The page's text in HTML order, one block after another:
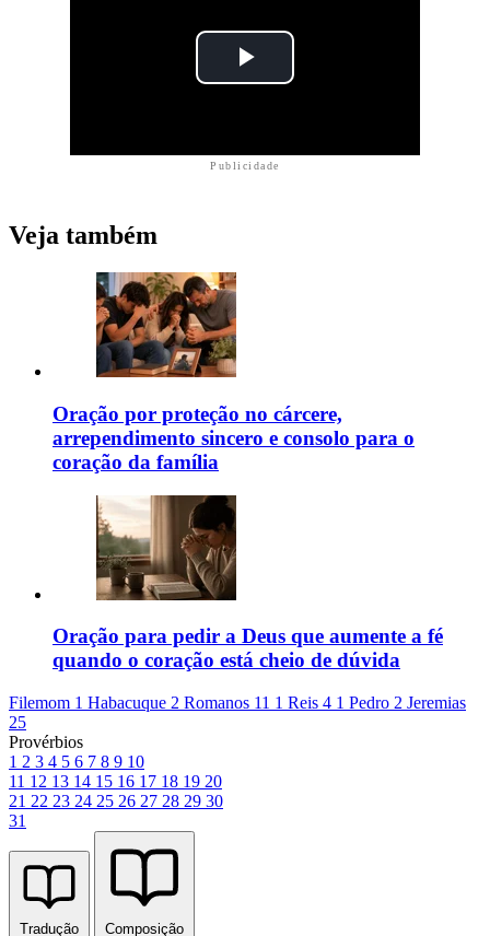
Publicidade
Veja também
Oração por proteção no cárcere,
arrependimento sincero e consolo para o
coração da família
Oração para pedir a Deus que aumente a fé
quando o coração está cheio de dúvida
Filemom 1 Habacuque 2 Romanos 11 1 Reis 4 1 Pedro 2 Jeremias
25
Provérbios
1 2 3 4 5 6 7 8 9 10
11 12 13 14 15 16 17 18 19 20
21 22 23 24 25 26 27 28 29 30
31
Tradução Composição